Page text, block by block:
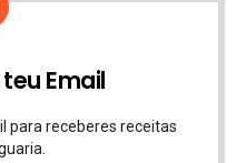
Email
para receberes receitas